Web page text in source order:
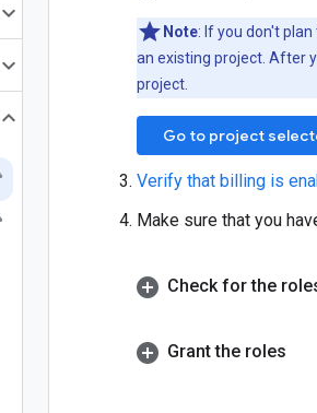
Note: If you don't
an existing project. After
project.
Go to project
Verify that billing is
Make sure that you
Check for the
Grant the roles